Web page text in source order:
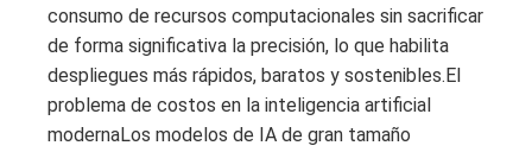
consumo de recursos computacionales sin sacrificar
de forma significativa la precisión, lo que habilita
despliegues más rápidos, baratos y sostenibles.El
problema de costos en la inteligencia artificial
modernaLos modelos de IA de gran tamaño